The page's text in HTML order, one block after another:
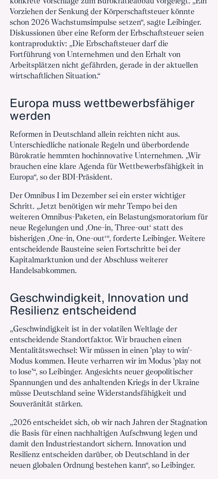
Vorziehen der Senkung der Körperschaftsteuer könnte
schon 2026 Wachstumsimpulse setzen“, sagte Leibinger.
Diskussionen über eine Reform der Erbschaftsteuer seien
kontraproduktiv: „Die Erbschaftsteuer darf die
Fortführung von Unternehmen und den Erhalt von
Arbeitsplätzen nicht gefährden, gerade in der aktuellen
wirtschaftlichen Situation.“
Europa muss wettbewerbsfähiger
werden
Reformen in Deutschland allein reichten nicht aus.
Unterschiedliche nationale Regeln und überbordende
Bürokratie hemmten hochinnovative Unternehmen. „Wir
brauchen eine klare Agenda für Wettbewerbsfähigkeit in
Europa“, so der BDI-Präsident.
Der Omnibus I im Dezember sei ein erster wichtiger
Schritt. „Jetzt benötigen wir mehr Tempo bei den
weiteren Omnibus-Paketen, ein Belastungsmoratorium für
neue Regelungen und ‚One-in, Three-out‘ statt des
bisherigen ‚One-in, One-out‘“, forderte Leibinger. Weitere
entscheidende Bausteine seien Fortschritte bei der
Kapitalmarktunion und der Abschluss weiterer
Handelsabkommen.
Geschwindigkeit, Innovation und
Resilienz entscheidend
„Geschwindigkeit ist in der volatilen Weltlage der
entscheidende Standortfaktor. Wir brauchen einen
Mentalitätswechsel: Wir müssen in einen 'play to win'-
Modus kommen. Heute verharren wir im Modus 'play not
to lose'“, so Leibinger. Angesichts neuer geopolitischer
Spannungen und des anhaltenden Kriegs in der Ukraine
müsse Deutschland seine Widerstandsfähigkeit und
Souveränität stärken.
„2026 entscheidet sich, ob wir nach Jahren der Stagnation
die Basis für einen nachhaltigen Aufschwung legen und
damit den Industriestandort sichern. Innovation und
Resilienz entscheiden darüber, ob Deutschland in der
neuen globalen Ordnung bestehen kann“, so Leibinger.